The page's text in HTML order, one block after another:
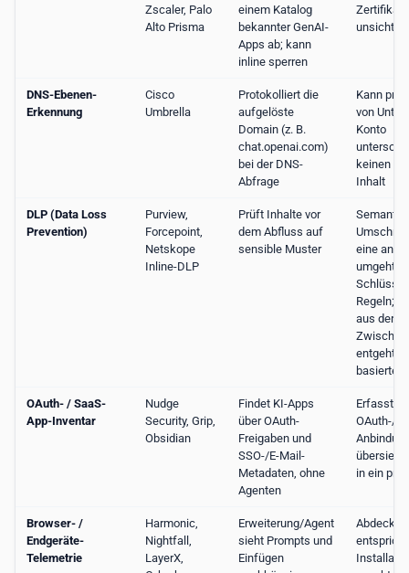
Zscaler, Palo
Alto Prisma
einem Katalog
bekannter GenAI-
Apps ab; kann
inline sperren
Zertifikat
DNS-Ebenen-
Erkennung
Cisco
Umbrella
Protokolliert die
aufgelöste
Domain (z. B.
chat.openai.com)
bei der DNS-
Abfrage
Kann
von
Konto
keinen
Inhalt
DLP (Data Loss
Prevention)
Purview,
Forcepoint,
Netskope
Inline-DLP
Prüft Inhalte vor
dem Abfluss auf
sensible Muster
eine
umgeht
Regeln;
aus der
entgeht
OAuth- / SaaS-
App-Inventar
Nudge
Security, Grip,
Obsidian
Findet KI-Apps
über OAuth-
Freigaben und
SSO-/E-Mail-
Metadaten, ohne
Agenten
Erfasst
OAuth-/
übersieht
in ein
Browser- /
Endgeräte-
Telemetrie
Harmonic,
Nightfall,
LayerX,
Erweiterung/Agent
sieht Prompts und
Einfügen